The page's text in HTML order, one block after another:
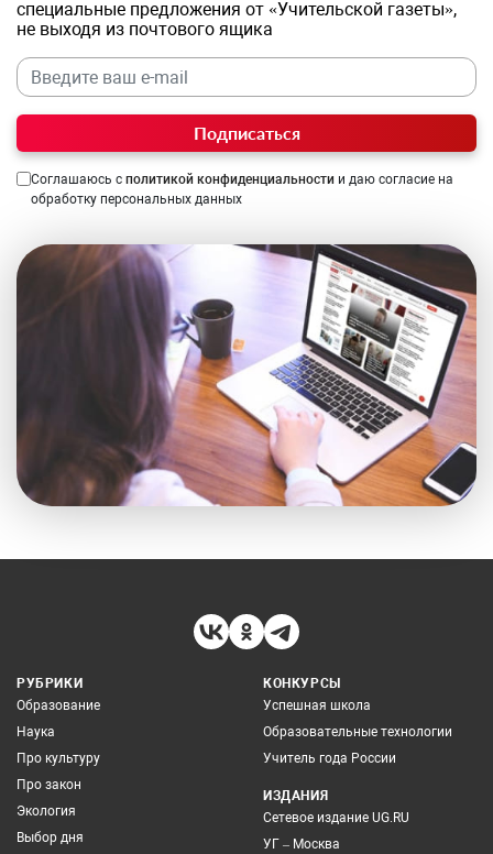
специальные предложения от «Учительской газеты»,
не выходя из почтового ящика
Подписаться
Соглашаюсь с политикой конфиденциальности и даю согласие на
обработку персональных данных
РУБРИКИ
Образование
Наука
Про культуру
Про закон
Экология
Выбор дня
КОНКУРСЫ
Успешная школа
Образовательные технологии
Учитель года России
ИЗДАНИЯ
Сетевое издание UG.RU
УГ – Москва